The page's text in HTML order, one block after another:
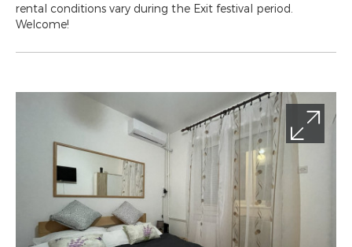
rental conditions vary during the Exit festival period.
Welcome!